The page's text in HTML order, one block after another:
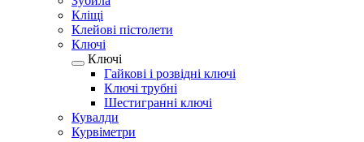
Кліщі
Клейові пістолети
Ключі
Ключі
Гайкові і розвідні ключі
Ключі трубні
Шестигранні ключі
Кувалди
Курвіметри